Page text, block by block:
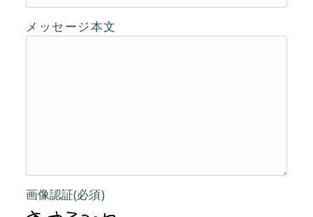
メッセージ本文
画像認証(必須)